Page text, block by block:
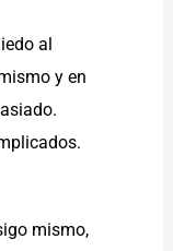
al
y en
mismo,